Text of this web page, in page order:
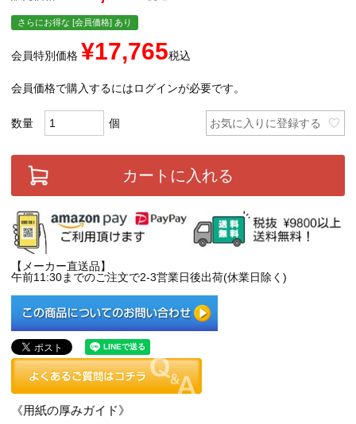
さらにお得な [会員価格] あり
会員特別価格 ¥17,765税込
会員価格で購入するにはログインが必要です。
お気に入りに登録する
カートに入れる
【メーカー直送品】
午前11:30までのご注文で2-3営業日後出荷(休業日除く)
《用紙の厚みガイド》